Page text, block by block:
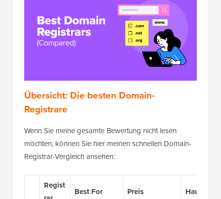
Übersicht: Die besten Domain-
Registrare
Wenn Sie meine gesamte Bewertung nicht lesen
möchten, können Sie hier meinen schnellen Domain-
Registrar-Vergleich ansehen:
Regist
Best For Preis